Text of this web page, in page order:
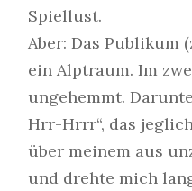
Spiellust.
Aber: Das Publikum
ein Alptraum. Im
ungehemmt.
Hrr-Hrrr“, das
über meinem aus
und drehte mich